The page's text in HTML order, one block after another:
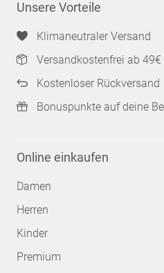
Unsere Vorteile
Klimaneutraler Versand
Versandkostenfrei ab
Kostenloser Rückversand
Bonuspunkte auf deine
Online einkaufen
Damen
Herren
Kinder
Premium